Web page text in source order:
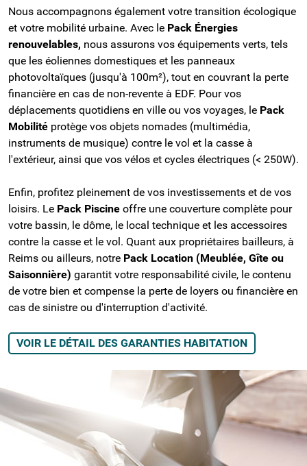
Nous accompagnons également votre transition écologique
et votre mobilité urbaine. Avec le Pack Énergies
renouvelables, nous assurons vos équipements verts, tels
que les éoliennes domestiques et les panneaux
photovoltaïques (jusqu'à 100m²), tout en couvrant la perte
financière en cas de non-revente à EDF. Pour vos
déplacements quotidiens en ville ou vos voyages, le Pack
Mobilité protège vos objets nomades (multimédia,
instruments de musique) contre le vol et la casse à
l'extérieur, ainsi que vos vélos et cycles électriques (< 250W).
Enfin, profitez pleinement de vos investissements et de vos
loisirs. Le Pack Piscine offre une couverture complète pour
votre bassin, le dôme, le local technique et les accessoires
contre la casse et le vol. Quant aux propriétaires bailleurs, à
Reims ou ailleurs, notre Pack Location (Meublée, Gîte ou
Saisonnière) garantit votre responsabilité civile, le contenu
de votre bien et compense la perte de loyers ou financière en
cas de sinistre ou d'interruption d'activité.
VOIR LE DÉTAIL DES GARANTIES HABITATION
L'EXPERTISE ASSURANCE AUTO DANS LE
GRAND REIMS
3 NIVEAUX DE GARANTIES POUR VOTRE
CONDUITE